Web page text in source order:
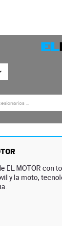
EL MOTOR con
y la moto,